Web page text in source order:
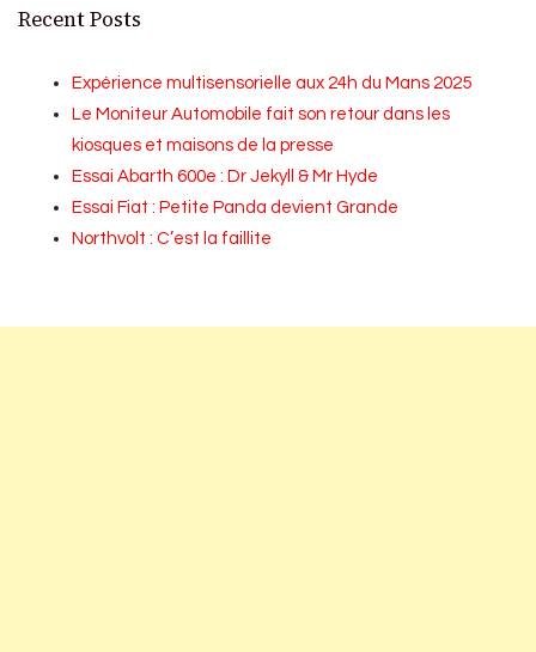
Recent Posts
Expérience multisensorielle aux 24h du Mans 2025
Le Moniteur Automobile fait son retour dans les
kiosques et maisons de la presse
Essai Abarth 600e : Dr Jekyll & Mr Hyde
Essai Fiat : Petite Panda devient Grande
Northvolt : C’est la faillite